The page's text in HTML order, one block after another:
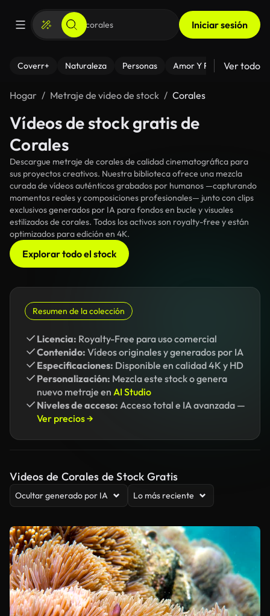
Iniciar sesión
Coverr+ Naturaleza Personas Amor Y Relaciones
Ver todo
Hogar Metraje de video de stock Corales
Vídeos de stock gratis de
Corales
Descargue metraje de corales de calidad cinematográfica para
sus proyectos creativos. Nuestra biblioteca ofrece una mezcla
curada de vídeos auténticos grabados por humanos —capturando
momentos reales y composiciones profesionales— junto con clips
exclusivos generados por IA para fondos en bucle y visuales
estilizados de corales. Todos los activos son royalty-free y están
optimizados para edición en 4K.
Explorar todo el stock
Resumen de la colección
Licencia: Royalty-Free para uso comercial
Contenido: Vídeos originales y generados por IA
Especificaciones: Disponible en calidad 4K y HD
Personalización: Mezcla este stock o genera
nuevo metraje en AI Studio
Niveles de acceso: Acceso total e IA avanzada —
Ver precios →
Videos de Corales de Stock Gratis
Ocultar generado por IA Lo más reciente